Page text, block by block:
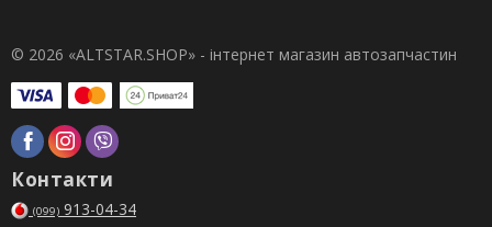
© 2026 «ALTSTAR.SHOP» - інтернет магазин автозапчастин
Контакти
(099) 913-04-34